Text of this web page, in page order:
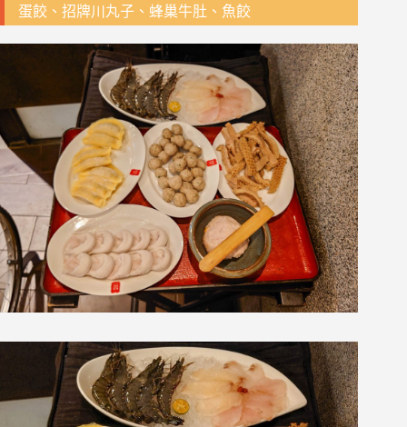
蛋餃、招牌川丸子、蜂巢牛肚、魚餃